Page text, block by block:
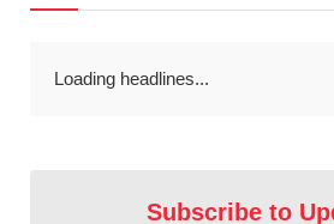
Loading headlines...
Subscribe to